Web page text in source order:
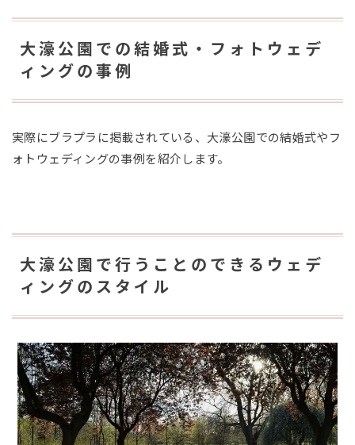
大濠公園での結婚式・フォトウェデ
ィングの事例
実際にブラプラに掲載されている、大濠公園での結婚式やフ
ォトウェディングの事例を紹介します。
大濠公園で行うことのできるウェデ
ィングのスタイル